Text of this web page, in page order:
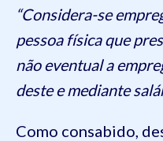
“Considera-se
pessoa física que
não eventual a
deste e mediante
Como consabido,